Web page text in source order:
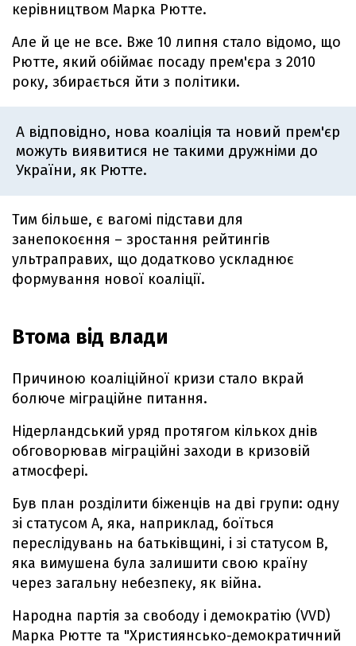
керівництвом Марка Рютте.
Але й це не все. Вже 10 липня стало відомо, що
Рютте, який обіймає посаду прем'єра з 2010
року, збирається йти з політики.
А відповідно, нова коаліція та новий прем'єр
можуть виявитися не такими дружніми до
України, як Рютте.
Тим більше, є вагомі підстави для
занепокоєння – зростання рейтингів
ультраправих, що додатково ускладнює
формування нової коаліції.
Втома від влади
Причиною коаліційної кризи стало вкрай
болюче міграційне питання.
Нідерландський уряд протягом кількох днів
обговорював міграційні заходи в кризовій
атмосфері.
Був план розділити біженців на дві групи: одну
зі статусом А, яка, наприклад, боїться
переслідувань на батьківщині, і зі статусом В,
яка вимушена була залишити свою країну
через загальну небезпеку, як війна.
Народна партія за свободу і демократію (VVD)
Марка Рютте та "Християнсько-демократичний